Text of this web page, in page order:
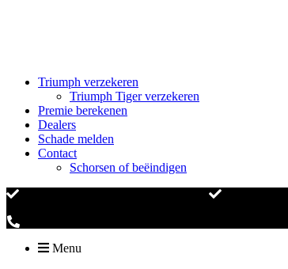
Triumph verzekeren
Triumph Tiger verzekeren
Premie berekenen
Dealers
Schade melden
Contact
Schorsen of beëindigen
0172 - 427 294
Menu